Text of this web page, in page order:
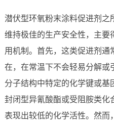
潜伏型环氧粉末涂料促进剂之
维持极佳的生产安全性，主要
用机制。首先，这类促进剂通
在，在常温下不会轻易分解或
分子结构中特定的化学键或
封闭型异氰酸酯或受阻胺类化
表现出较低的化学活性。然而